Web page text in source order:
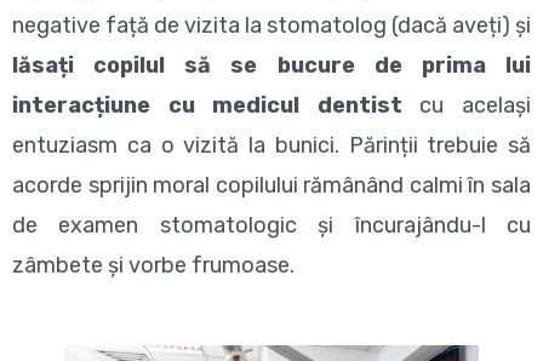
negative față de vizita la stomatolog (dacă aveți) și
lăsați copilul să se bucure de prima lui
interacțiune cu medicul dentist cu același
entuziasm ca o vizită la bunici. Părinții trebuie să
acorde sprijin moral copilului rămânând calmi în sala
de examen stomatologic și încurajându-l cu
zâmbete și vorbe frumoase.